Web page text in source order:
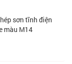
sơn tĩnh điện
màu M14